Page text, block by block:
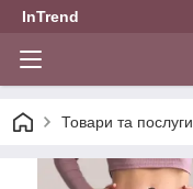
InTrend
Товари та послуги